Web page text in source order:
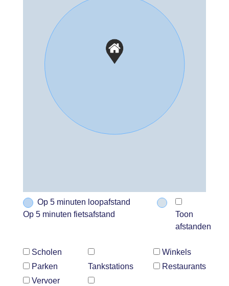
Op 5 minuten loopafstand
Op 5 minuten fietsafstand
Toon
afstanden
Scholen
Parken
Vervoer
Tankstations
Winkels
Restaurants